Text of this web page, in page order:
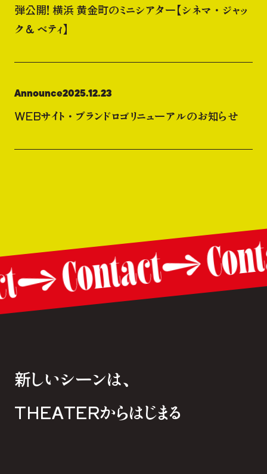
弾公開！ 横浜 黄金町のミニシアター【シネマ・ジャッ
ク & ベティ】
Announce2025.12.23
WEBサイト・ブランドロゴリニューアルのお知らせ
Contact
新しいシーンは、
THEATERからはじまる